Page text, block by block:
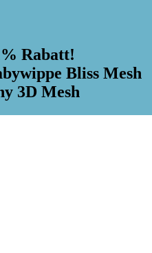
Rabatt!
Bliss Mesh
3D Mesh